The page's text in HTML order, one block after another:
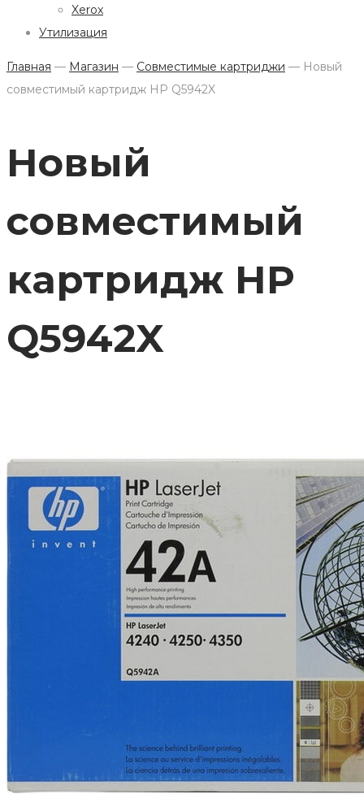
Xerox
Утилизация
Главная — Магазин — Совместимые картриджи — Новый
совместимый картридж HP Q5942X
Новый
совместимый
картридж HP
Q5942X